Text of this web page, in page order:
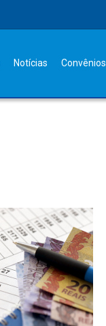
Notícias Convênios